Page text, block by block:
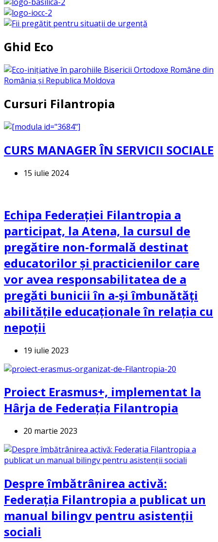
Ghid Eco
Cursuri Filantropia
CURS MANAGER ÎN SERVICII SOCIALE
15 iulie 2024
Echipa Federației Filantropia a
participat, la Atena, la cursul de
pregătire non-formală destinat
educatorilor și practicienilor care
vor avea responsabilitatea de a
pregăti bunicii în a-și îmbunătăți
abilitățile educaționale în relația cu
nepoții
19 iulie 2023
Proiect Erasmus+, implementat la
Hârja de Federația Filantropia
20 martie 2023
Despre îmbătrânirea activă:
Federația Filantropia a publicat un
manual bilingv pentru asistenții
sociali